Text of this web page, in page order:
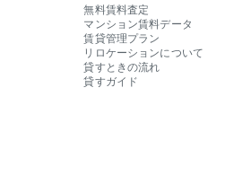
無料賃料査定
マンション賃料データ
賃貸管理プラン
リロケーションについて
貸すときの流れ
貸すガイド